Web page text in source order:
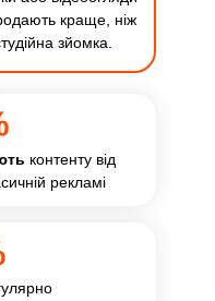
контенту від
рекламі
краще, ніж
зйомка.